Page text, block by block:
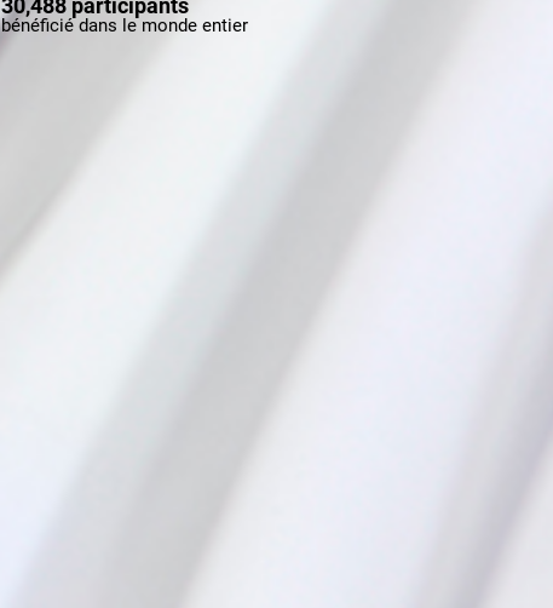
30,488 participants
bénéficié dans le monde entier